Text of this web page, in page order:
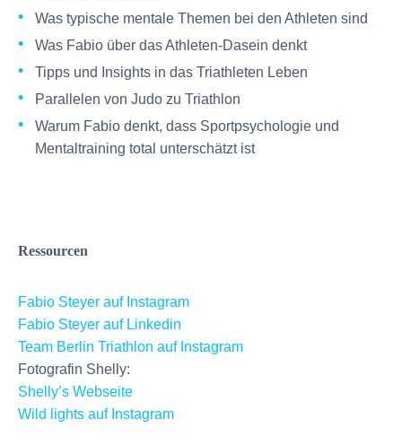
Was typische mentale Themen bei den Athleten sind
Was Fabio über das Athleten-Dasein denkt
Tipps und Insights in das Triathleten Leben
Parallelen von Judo zu Triathlon
Warum Fabio denkt, dass Sportpsychologie und
Mentaltraining total unterschätzt ist
Ressourcen
Fabio Steyer auf Instagram
Fabio Steyer auf Linkedin
Team Berlin Triathlon auf Instagram
Fotografin Shelly:
Shelly’s Webseite
Wild lights auf Instagram